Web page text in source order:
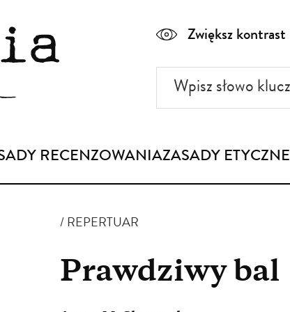
Zwiększ kontrast
słowo
kluczowe
RECENZOWANIAZASADY ETYCZNE
REPERTUAR
Prawdziwy bal